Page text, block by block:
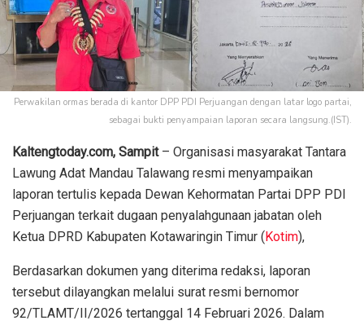
Perwakilan ormas berada di kantor DPP PDI Perjuangan dengan latar logo partai,
sebagai bukti penyampaian laporan secara langsung.(IST).
Kaltengtoday.com, Sampit– Organisasi masyarakat Tantara
Lawung Adat Mandau Talawang resmi menyampaikan
laporan tertulis kepada Dewan Kehormatan Partai DPP PDI
Perjuangan terkait dugaan penyalahgunaan jabatan oleh
Ketua DPRD Kabupaten Kotawaringin Timur (Kotim),
Berdasarkan dokumen yang diterima redaksi, laporan
tersebut dilayangkan melalui surat resmi bernomor
92/TLAMT/II/2026 tertanggal 14 Februari 2026. Dalam